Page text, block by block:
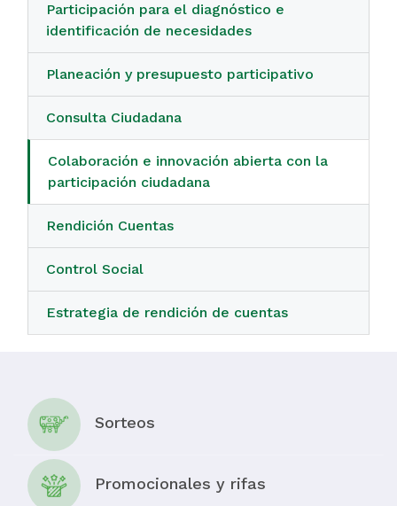
Participación para el diagnóstico e
identificación de necesidades
Planeación y presupuesto participativo
Consulta Ciudadana
Colaboración e innovación abierta con la
participación ciudadana
Rendición Cuentas
Control Social
Estrategia de rendición de cuentas
Sorteos
Promocionales y rifas